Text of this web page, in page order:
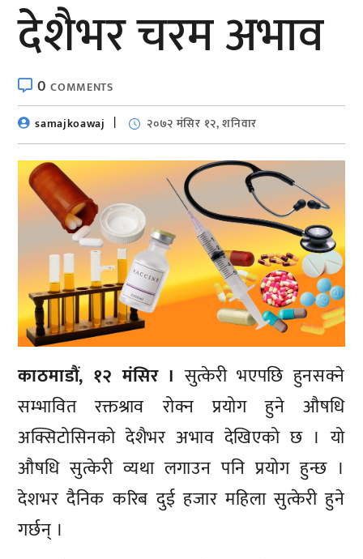
देशैभर चरम अभाव
0COMMENTS
samajkoawaj
२०७२ मंसिर १२, शनिवार
काठमाडौं, १२ मंसिर । सुत्केरी भएपछि हुनसक्ने
सम्भावित रक्तश्राव रोक्न प्रयोग हुने औषधि
अक्सिटोसिनको देशैभर अभाव देखिएको छ । यो
औषधि सुत्केरी व्यथा लगाउन पनि प्रयोग हुन्छ ।
देशभर दैनिक करिब दुई हजार महिला सुत्केरी हुने
गर्छन् ।